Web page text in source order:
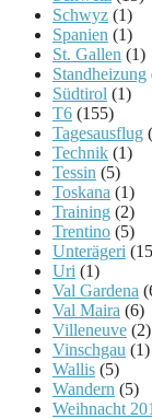
Schwyz (1)
Spanien (1)
St. Gallen (1)
Standheizung
Südtirol (1)
T6 (155)
Tagesausflug
Technik (1)
Tessin (5)
Toskana (1)
Training (2)
Trentino (5)
Unterägeri
Uri (1)
Val Gardena
Val Maira (6)
Villeneuve (2)
Vinschgau (1)
Wallis (5)
Wandern (5)
Weihnacht